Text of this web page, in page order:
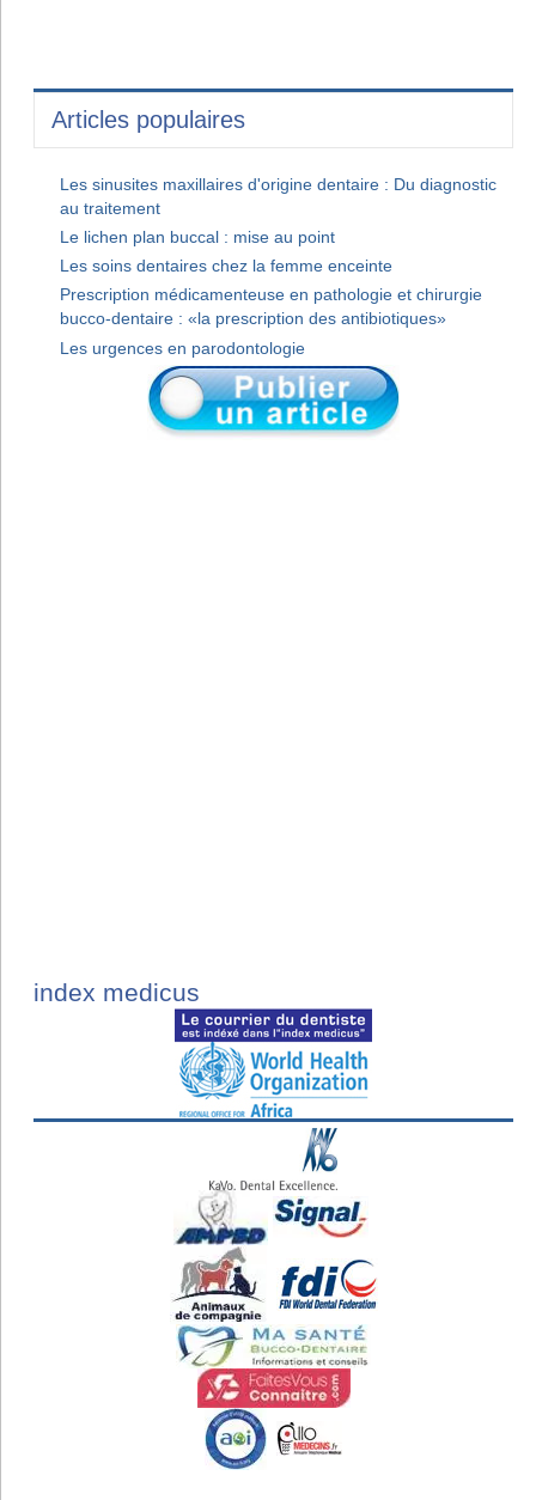
Articles populaires
Les sinusites maxillaires d'origine dentaire : Du diagnostic
au traitement
Le lichen plan buccal : mise au point
Les soins dentaires chez la femme enceinte
Prescription médicamenteuse en pathologie et chirurgie
bucco-dentaire : «la prescription des antibiotiques»
Les urgences en parodontologie
index medicus